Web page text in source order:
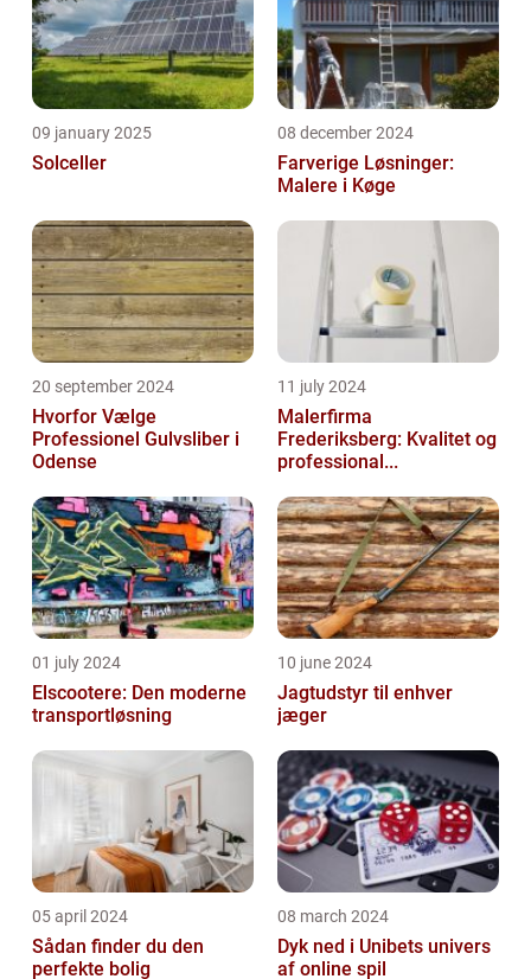
09 january 2025
Solceller
08 december 2024
Farverige Løsninger:
Malere i Køge
20 september 2024
Hvorfor Vælge
Professionel Gulvsliber i
Odense
11 july 2024
Malerfirma
Frederiksberg: Kvalitet og
professional...
01 july 2024
Elscootere: Den moderne
transportløsning
10 june 2024
Jagtudstyr til enhver
jæger
05 april 2024
Sådan finder du den
perfekte bolig
08 march 2024
Dyk ned i Unibets univers
af online spil